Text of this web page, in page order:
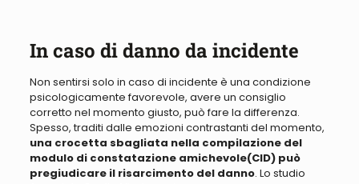
In caso di danno da incidente
Non sentirsi solo in caso di incidente è una condizione
psicologicamente favorevole, avere un consiglio
corretto nel momento giusto, può fare la differenza.
Spesso, traditi dalle emozioni contrastanti del momento,
una crocetta sbagliata nella compilazione del
modulo di constatazione amichevole(CID) può
pregiudicare il risarcimento del danno. Lo studio